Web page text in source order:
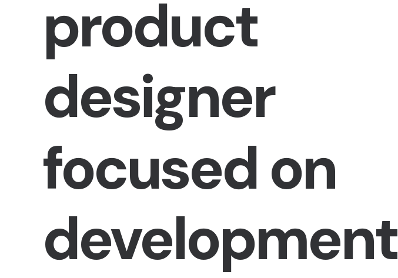
product
designer
focusedon
development